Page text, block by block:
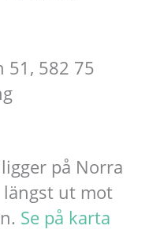
51, 582 75
på Norra
längst ut mot
Se på karta